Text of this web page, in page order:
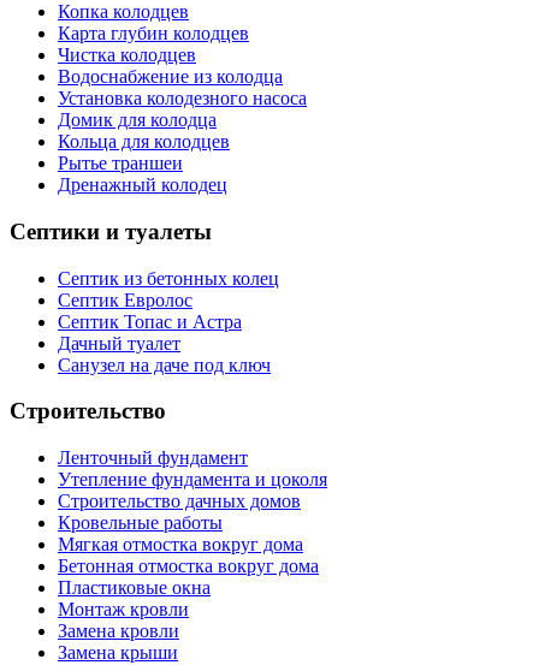
Копка колодцев
Карта глубин колодцев
Чистка колодцев
Водоснабжение из колодца
Установка колодезного насоса
Домик для колодца
Кольца для колодцев
Рытье траншеи
Дренажный колодец
Септики и туалеты
Септик из бетонных колец
Септик Евролос
Септик Топас и Астра
Дачный туалет
Санузел на даче под ключ
Строительство
Ленточный фундамент
Утепление фундамента и цоколя
Строительство дачных домов
Кровельные работы
Мягкая отмостка вокруг дома
Бетонная отмостка вокруг дома
Пластиковые окна
Монтаж кровли
Замена кровли
Замена крыши